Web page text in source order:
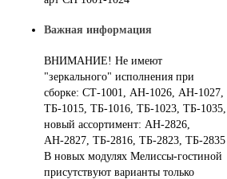
Важная информация
ВНИМАНИЕ! Не имеют
"зеркального" исполнения при
сборке: СТ-1001, АН-1026, АН-1027,
ТБ-1015, ТБ-1016, ТБ-1023, ТБ-1035,
новый ассортимент: АН-2826,
АН-2827, ТБ-2816, ТБ-2823, ТБ-2835
В новых модулях Мелиссы-гостиной
присутствуют варианты только